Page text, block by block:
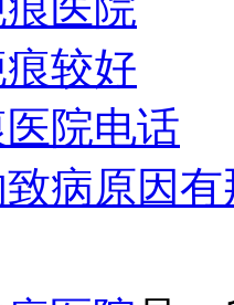
较好
院电话
病原因有